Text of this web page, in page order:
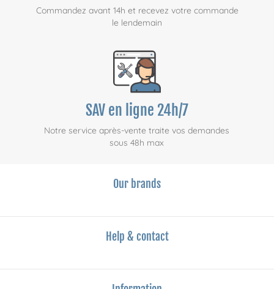
Commandez avant 14h et recevez votre commande
le lendemain
SAV en ligne 24h/7
Notre service après-vente traite vos demandes
sous 48h max
Our brands
Help & contact